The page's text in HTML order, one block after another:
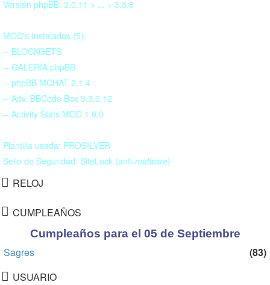
Versión phpBB: 3.0.11 > ... > 3.3.8
MOD's Instalados (5):
-- BLOCKGETS
-- GALERÍA phpBB
-- phpBB MCHAT 2.1.4
-- Adv. BBCode Box 3 3.0.12
-- Activity Stats MOD 1.0.0
Plantilla usada: PROSILVER
Sello de Seguridad: SiteLock (anti-malware)
RELOJ
CUMPLEAÑOS
Cumpleaños para el 05 de Septiembre
Sagres
(83)
USUARIO